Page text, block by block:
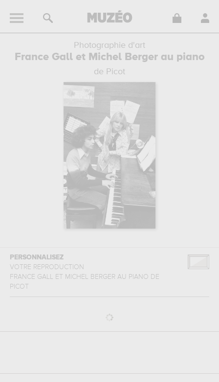
Photographie d'art
France Gall et Michel Berger au piano
de Picot
PERSONNALISEZ
VOTRE REPRODUCTION
FRANCE GALL ET MICHEL BERGER AU PIANO DE
PICOT